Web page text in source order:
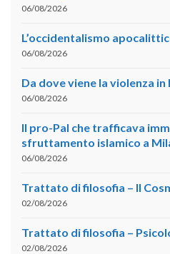
06/08/2026
L’occidentalismo
06/08/2026
Da dove viene la violenza in
06/08/2026
Il pro-Pal che trafficava
sfruttamento islamico a
06/08/2026
Trattato di filosofia – II
02/08/2026
Trattato di filosofia –
02/08/2026